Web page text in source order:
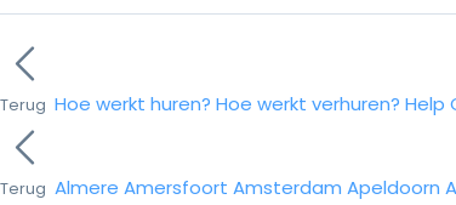
Terug Hoe werkt huren? Hoe werkt verhuren? Help
Terug Almere Amersfoort Amsterdam Apeldoorn